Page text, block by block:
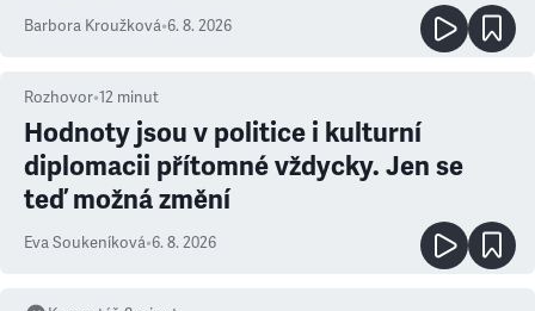
Barbora Kroužková•6. 8. 2026
Rozhovor•12 minut
Hodnoty jsou v politice i kulturní
diplomacii přítomné vždycky. Jen se
teď možná změní
Eva Soukeníková•6. 8. 2026